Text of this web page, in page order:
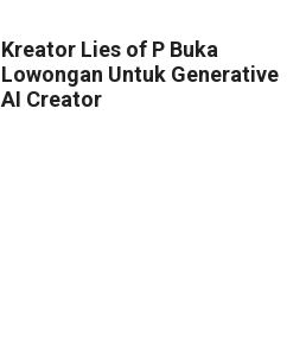
Kreator Lies of P Buka
Lowongan Untuk Generative
AI Creator